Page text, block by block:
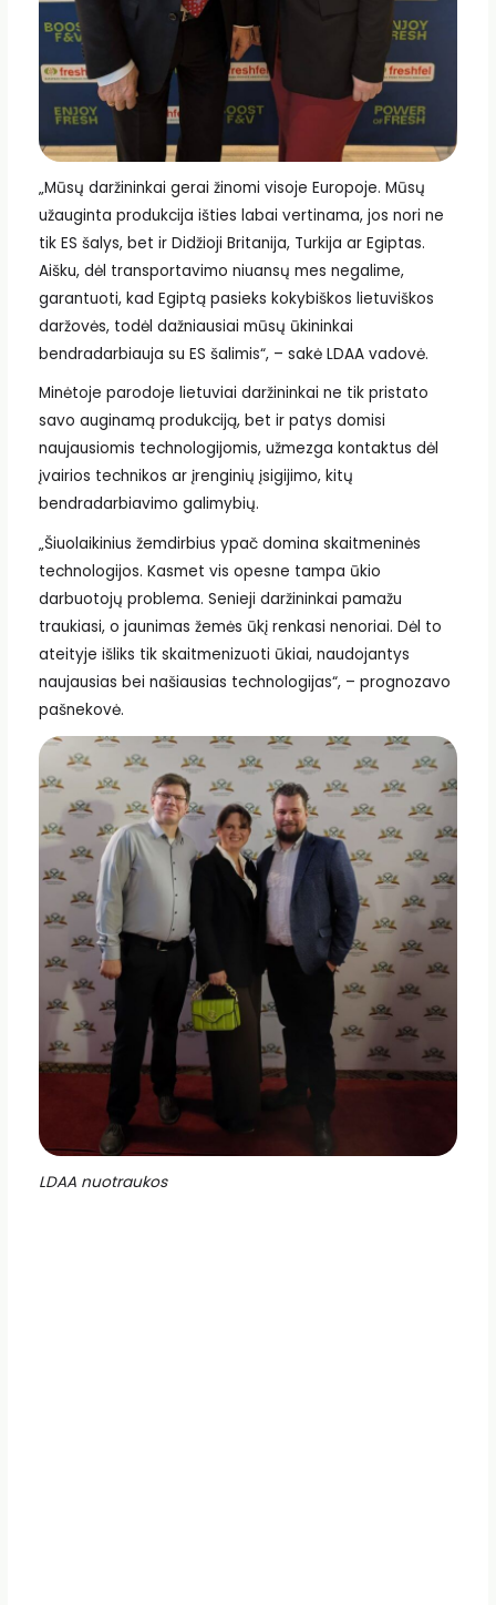
„Mūsų daržininkai gerai žinomi visoje Europoje. Mūsų
užauginta produkcija išties labai vertinama, jos nori ne
tik ES šalys, bet ir Didžioji Britanija, Turkija ar Egiptas.
Aišku, dėl transportavimo niuansų mes negalime,
garantuoti, kad Egiptą pasieks kokybiškos lietuviškos
daržovės, todėl dažniausiai mūsų ūkininkai
bendradarbiauja su ES šalimis“, – sakė LDAA vadovė.
Minėtoje parodoje lietuviai daržininkai ne tik pristato
savo auginamą produkciją, bet ir patys domisi
naujausiomis technologijomis, užmezga kontaktus dėl
įvairios technikos ar įrenginių įsigijimo, kitų
bendradarbiavimo galimybių.
„Šiuolaikinius žemdirbius ypač domina skaitmeninės
technologijos. Kasmet vis opesne tampa ūkio
darbuotojų problema. Senieji daržininkai pamažu
traukiasi, o jaunimas žemės ūkį renkasi nenoriai. Dėl to
ateityje išliks tik skaitmenizuoti ūkiai, naudojantys
naujausias bei našiausias technologijas“, – prognozavo
pašnekovė.
LDAA nuotraukos